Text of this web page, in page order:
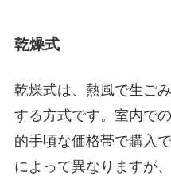
乾燥式
乾燥式は、熱風で生ご
する方式です。室内で
的手頃な価格帯で購入
によって異なりますが